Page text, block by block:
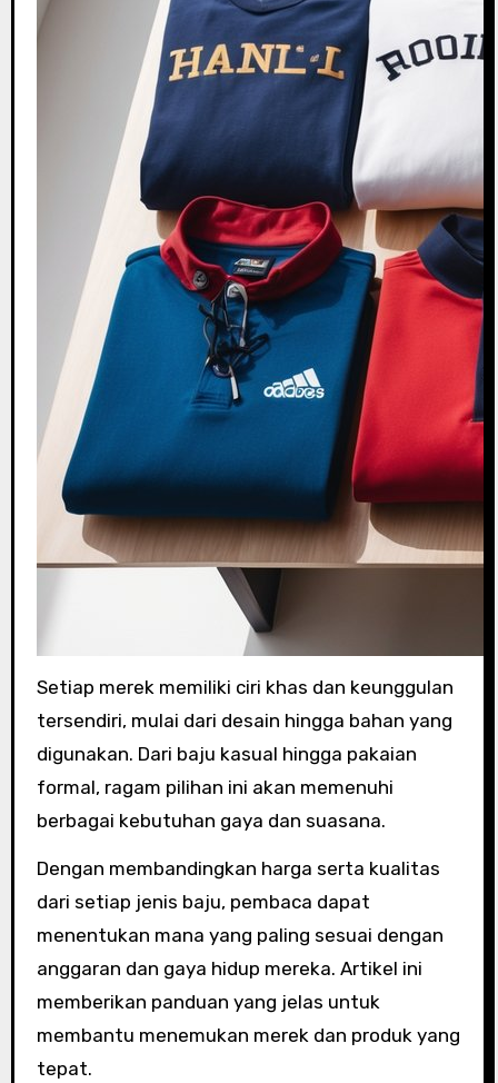
Setiap merek memiliki ciri khas dan keunggulan
tersendiri, mulai dari desain hingga bahan yang
digunakan. Dari baju kasual hingga pakaian
formal, ragam pilihan ini akan memenuhi
berbagai kebutuhan gaya dan suasana.
Dengan membandingkan harga serta kualitas
dari setiap jenis baju, pembaca dapat
menentukan mana yang paling sesuai dengan
anggaran dan gaya hidup mereka. Artikel ini
memberikan panduan yang jelas untuk
membantu menemukan merek dan produk yang
tepat.